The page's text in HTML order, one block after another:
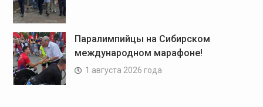
Паралимпийцы на Сибирском
международном марафоне!
1 августа 2026 года